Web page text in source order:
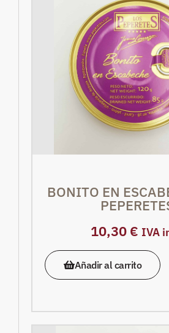
BONITO EN
10,30 € IVA
Añadir al carrito